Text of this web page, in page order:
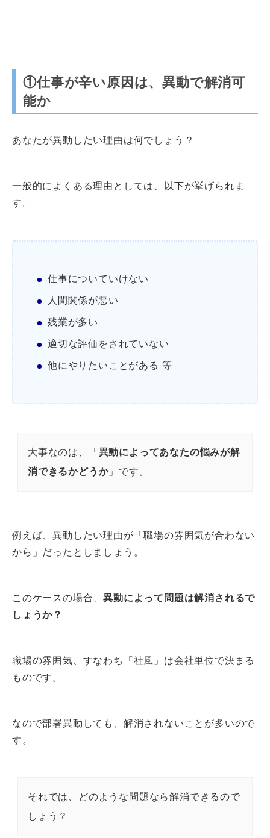
①仕事が辛い原因は、異動で解消可
能か
あなたが異動したい理由は何でしょう？
一般的によくある理由としては、以下が挙げられま
す。
仕事についていけない
人間関係が悪い
残業が多い
適切な評価をされていない
他にやりたいことがある 等
大事なのは、「 異動によってあなたの悩みが解
消できるかどうか」です。
例えば、異動したい理由が「職場の雰囲気が合わない
から」だったとしましょう。
このケースの場合、異動によって問題は解消されるで
しょうか？
職場の雰囲気、すなわち「社風」は会社単位で決まる
ものです。
なので部署異動しても、解消されないことが多いので
す。
それでは、どのような問題なら解消できるので
しょう？